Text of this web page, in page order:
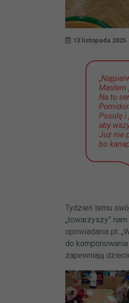
13 listopada 2025
Masłem
Na to ser
Posolę i
aby
Już nie
bo
Tydzień temu
„towarzyszy”
opowiadania pt.
do
zapewniają